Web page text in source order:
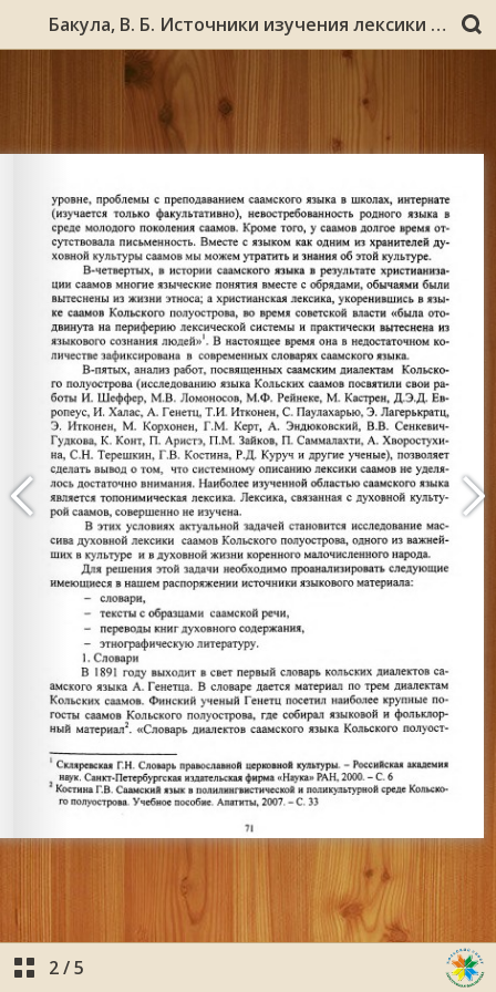
Бакула, В. Б. Источники изучения лексики духовной культуры саамов Кольского полуострова // Чарнолуские чтения : материалы межрегиональной научно-практической конференции, 12-13 апреля 2010 г. / М-во образования и науки Рос. Федерации, Мурм. гос. гуманитар. ун-т. – Мурманск, 2011. – С. 70-74
2/5